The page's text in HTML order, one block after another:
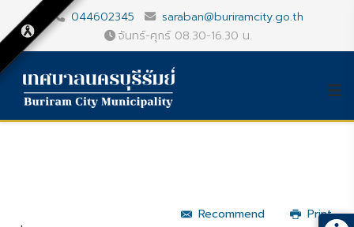
044602345
saraban@buriramcity.go.th
จันทร์-ศุกร์ 08.30-16.30 น.
Recommend
Print